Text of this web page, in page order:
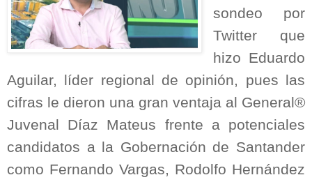
sondeo por
Twitter que
hizo Eduardo
Aguilar, líder regional de opinión, pues las
cifras le dieron una gran ventaja al General®
Juvenal Díaz Mateus frente a potenciales
candidatos a la Gobernación de Santander
como Fernando Vargas, Rodolfo Hernández